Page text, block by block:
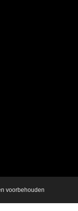
voorbehouden